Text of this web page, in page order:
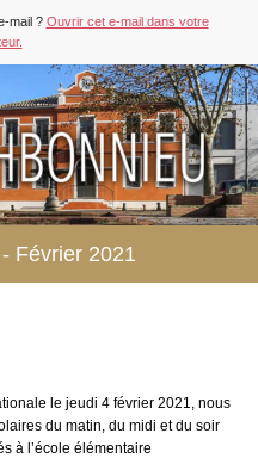
mail ? Ouvrir cet e-mail dans votre
Février 2021
le jeudi 4 février 2021, nous
du matin, du midi et du soir
à l’école élémentaire